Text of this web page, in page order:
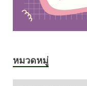
หมวดหมู่